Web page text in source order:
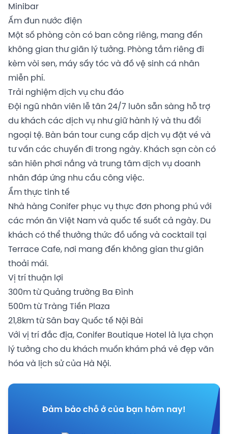
Minibar
Ấm đun nước điện
Một số phòng còn có ban công riêng, mang đến
không gian thư giãn lý tưởng. Phòng tắm riêng đi
kèm vòi sen, máy sấy tóc và đồ vệ sinh cá nhân
miễn phí.
Trải nghiệm dịch vụ chu đáo
Đội ngũ nhân viên lễ tân 24/7 luôn sẵn sàng hỗ trợ
du khách các dịch vụ như giữ hành lý và thu đổi
ngoại tệ. Bàn bán tour cung cấp dịch vụ đặt vé và
tư vấn các chuyến đi trong ngày. Khách sạn còn có
sân hiên phơi nắng và trung tâm dịch vụ doanh
nhân đáp ứng nhu cầu công việc.
Ẩm thực tinh tế
Nhà hàng Conifer phục vụ thực đơn phong phú với
các món ăn Việt Nam và quốc tế suốt cả ngày. Du
khách có thể thưởng thức đồ uống và cocktail tại
Terrace Cafe, nơi mang đến không gian thư giãn
thoải mái.
Vị trí thuận lợi
300m từ Quảng trường Ba Đình
500m từ Tràng Tiền Plaza
21,8km từ Sân bay Quốc tế Nội Bài
Với vị trí đắc địa, Conifer Boutique Hotel là lựa chọn
lý tưởng cho du khách muốn khám phá vẻ đẹp văn
hóa và lịch sử của Hà Nội.
Đảm bảo chỗ ở của bạn hôm nay!